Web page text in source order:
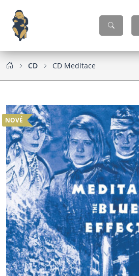
CD CD Meditace
NOVÉ